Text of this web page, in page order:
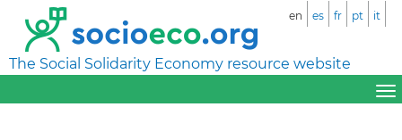
The Social Solidarity Economy resource website
en es fr pt it